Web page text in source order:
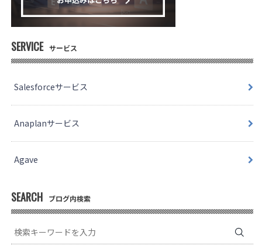
SERVICE サービス
Salesforceサービス
Anaplanサービス
Agave
SEARCH ブログ内検索